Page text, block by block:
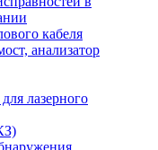
кабеля
анализатор
лазерного